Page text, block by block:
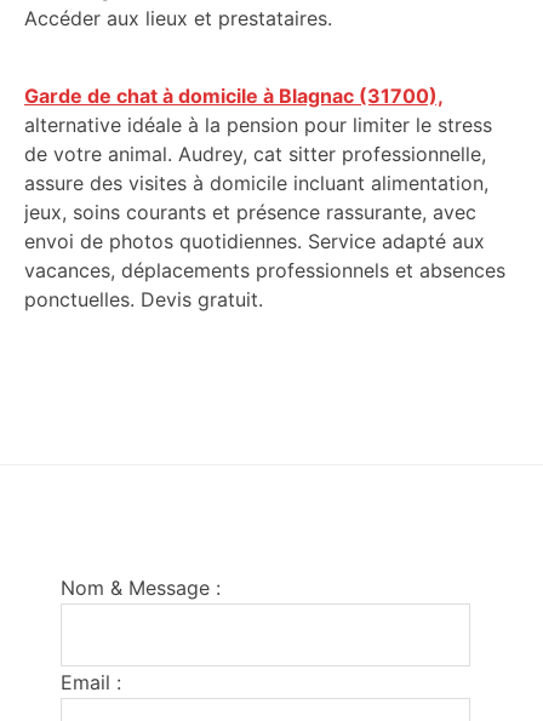
Accéder aux lieux et prestataires.
Garde de chat à domicile à Blagnac (31700),
alternative idéale à la pension pour limiter le stress
de votre animal. Audrey, cat sitter professionnelle,
assure des visites à domicile incluant alimentation,
jeux, soins courants et présence rassurante, avec
envoi de photos quotidiennes. Service adapté aux
vacances, déplacements professionnels et absences
ponctuelles. Devis gratuit.
Nom & Message :
Email :